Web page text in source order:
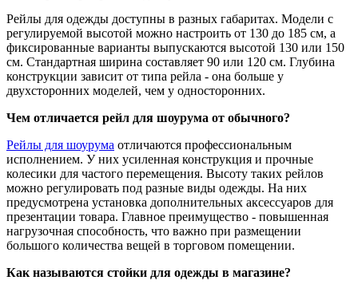
Рейлы для одежды доступны в разных габаритах. Модели с
регулируемой высотой можно настроить от 130 до 185 см, а
фиксированные варианты выпускаются высотой 130 или 150
см. Стандартная ширина составляет 90 или 120 см. Глубина
конструкции зависит от типа рейла - она больше у
двухсторонних моделей, чем у односторонних.
Чем отличается рейл для шоурума от обычного?
Рейлы для шоурума отличаются профессиональным
исполнением. У них усиленная конструкция и прочные
колесики для частого перемещения. Высоту таких рейлов
можно регулировать под разные виды одежды. На них
предусмотрена установка дополнительных аксессуаров для
презентации товара. Главное преимущество - повышенная
нагрузочная способность, что важно при размещении
большого количества вещей в торговом помещении.
Как называются стойки для одежды в магазине?